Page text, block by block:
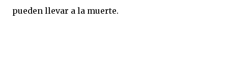
pueden llevar a la muerte.